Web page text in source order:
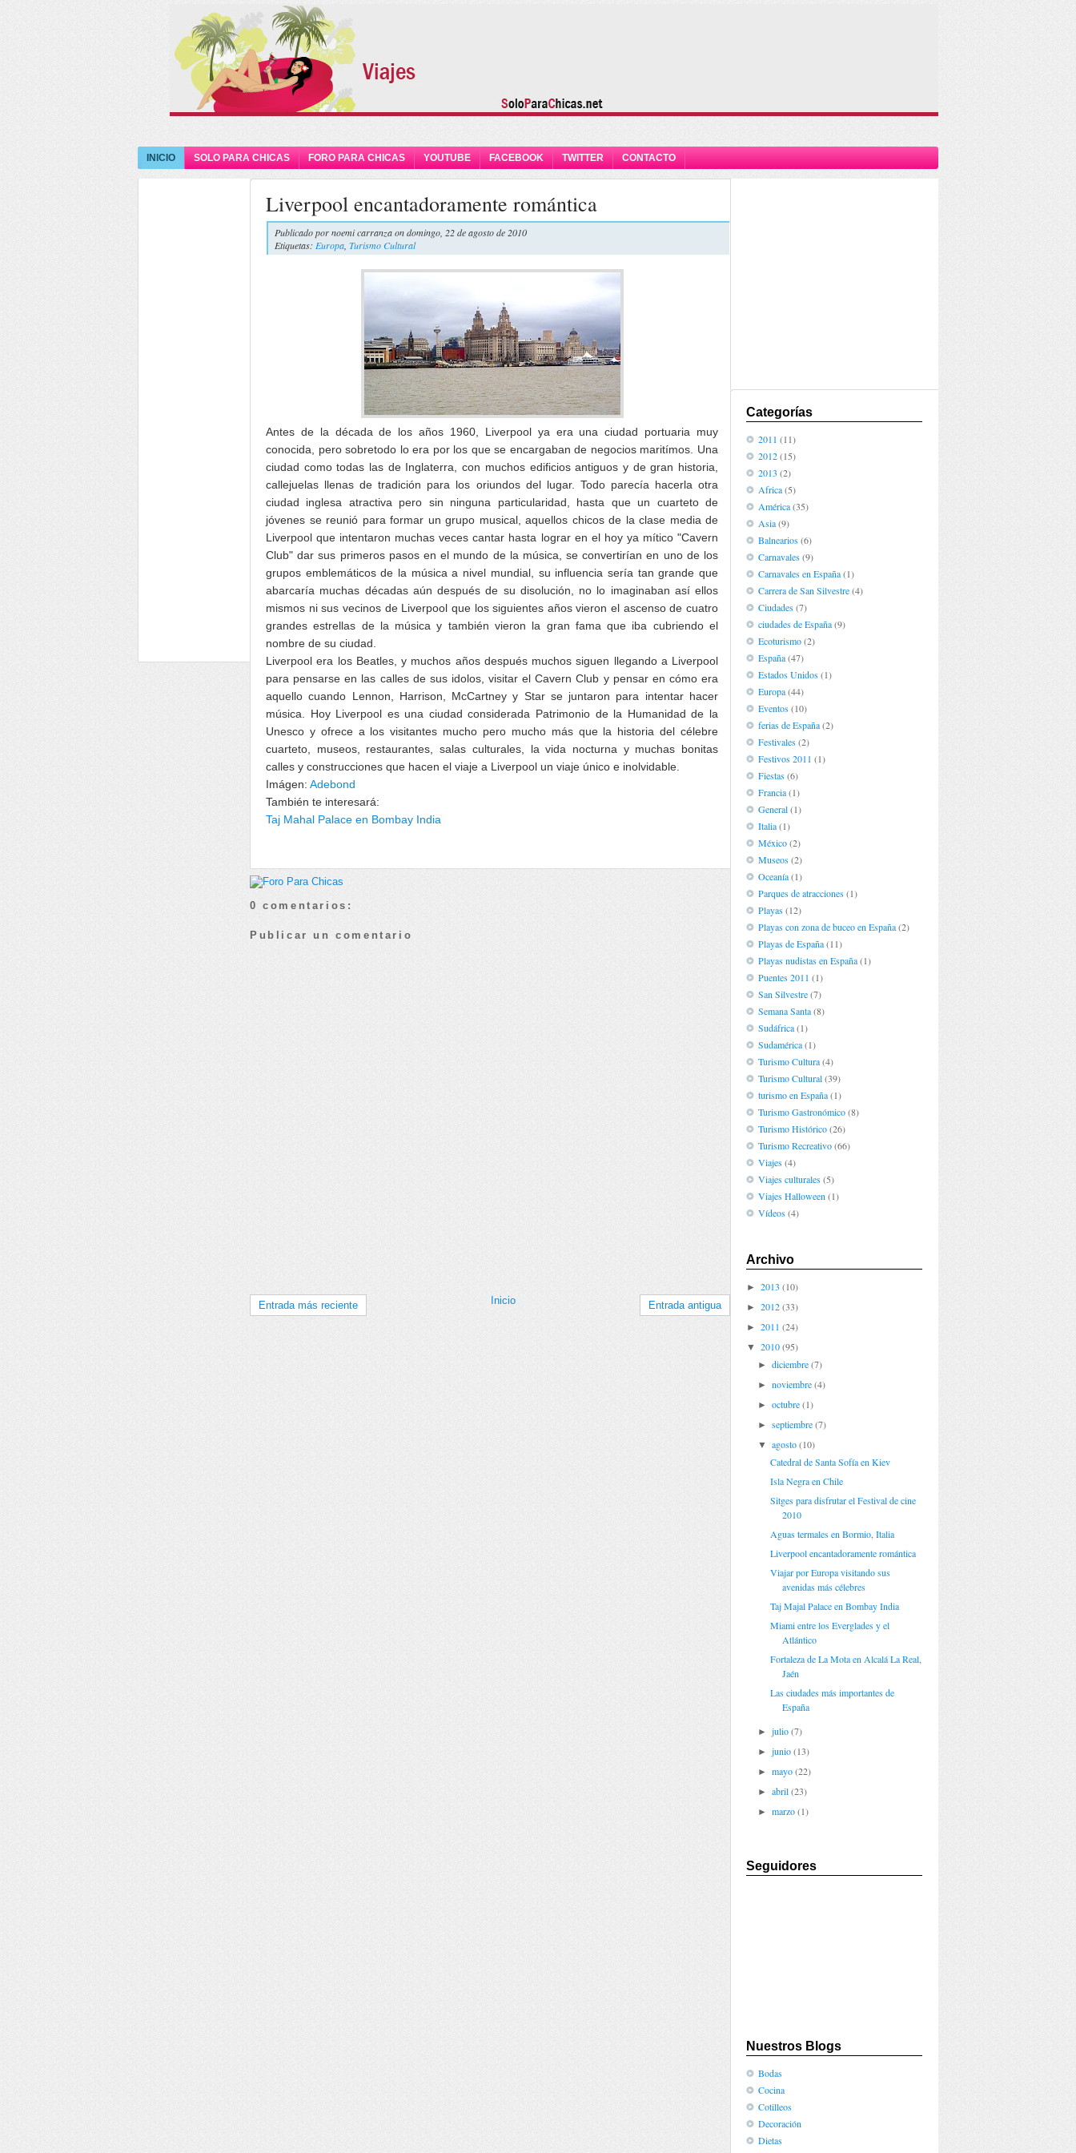
INICIO SOLO PARA CHICAS FORO PARA CHICAS YOUTUBE FACEBOOK TWITTER CONTACTO
Liverpool encantadoramente romántica
Publicado pornoemi carranzaon domingo, 22 de agosto de 2010
Etiquetas: Europa Turismo Cultural
Antes de la década de los años 1960, Liverpool ya era una ciudad portuaria muy
conocida, pero sobretodo lo era por los que se encargaban de negocios maritímos. Una
ciudad como todas las de Inglaterra, con muchos edificios antiguos y de gran historia,
callejuelas llenas de tradición para los oriundos del lugar. Todo parecía hacerla otra
ciudad inglesa atractiva pero sin ninguna particularidad, hasta que un cuarteto de
jóvenes se reunió para formar un grupo musical, aquellos chicos de la clase media de
Liverpool que intentaron muchas veces cantar hasta lograr en el hoy ya mítico "Cavern
Club" dar sus primeros pasos en el mundo de la música, se convertirían en uno de los
grupos emblemáticos de la música a nivel mundial, su influencia sería tan grande que
abarcaría muchas décadas aún después de su disolución, no lo imaginaban así ellos
mismos ni sus vecinos de Liverpool que los siguientes años vieron el ascenso de cuatro
grandes estrellas de la música y también vieron la gran fama que iba cubriendo el
nombre de su ciudad.
Liverpool era los Beatles, y muchos años después muchos siguen llegando a Liverpool
para pensarse en las calles de sus idolos, visitar el Cavern Club y pensar en cómo era
aquello cuando Lennon, Harrison, McCartney y Star se juntaron para intentar hacer
música. Hoy Liverpool es una ciudad considerada Patrimonio de la Humanidad de la
Unesco y ofrece a los visitantes mucho pero mucho más que la historia del célebre
cuarteto, museos, restaurantes, salas culturales, la vida nocturna y muchas bonitas
calles y construcciones que hacen el viaje a Liverpool un viaje único e inolvidable.
Imágen: Adebond
También te interesará:
Taj Mahal Palace en Bombay India
0 comentarios:
Publicar un comentario
Entrada más reciente Entrada antigua
Inicio
Categorías
2011 (11)
2012(15)
2013 (2)
Africa(5)
América(35)
Asia(9)
Balnearios(6)
Carnavales(9)
Carnavales en España(1)
Carrera de San Silvestre(4)
Ciudades(7)
ciudades de España(9)
Ecoturismo(2)
España(47)
Estados Unidos(1)
Europa(44)
Eventos(10)
ferias de España(2)
Festivales(2)
Festivos 2011 (1)
Fiestas(6)
Francia(1)
General(1)
Italia(1)
México(2)
Museos(2)
Oceanía(1)
Parques de atracciones(1)
Playas(12)
Playas con zona de buceo en España(2)
Playas de España(11)
Playas nudistas en España(1)
Puentes 2011 (1)
San Silvestre(7)
Semana Santa(8)
Sudáfrica(1)
Sudamérica(1)
Turismo Cultura(4)
Turismo Cultural(39)
turismo en España(1)
Turismo Gastronómico(8)
Turismo Histórico(26)
Turismo Recreativo(66)
Viajes(4)
Viajes culturales(5)
Viajes Halloween (1)
Vídeos(4)
Archivo
► 2013 (10)
► 2012(33)
► 2011 (24)
▼ 2010(95)
►diciembre (7)
►noviembre (4)
►octubre (1)
►septiembre (7)
▼agosto (10)
Catedral de Santa Sofía en Kiev
Isla Negra en Chile
Sitges para disfrutar el Festival de cine
2010
Aguas termales en Bormio, Italia
Liverpool encantadoramente romántica
Viajar por Europa visitando sus
avenidas más célebres
Taj Majal Palace en Bombay India
Miami entre los Everglades y el
Atlántico
Fortaleza de La Mota en Alcalá La Real,
Jaén
Las ciudades más importantes de
España
►julio (7)
►junio (13)
►mayo (22)
►abril (23)
►marzo (1)
Seguidores
Nuestros Blogs
Bodas
Cocina
Cotilleos
Decoración
Dietas